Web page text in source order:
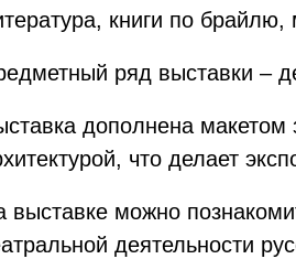
книги по
ряд выставки –
дополнена макетом
что делает
выставке можно
деятельности